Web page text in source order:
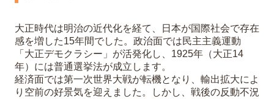
大正時代は明治の近代化を経て、日本が国際社会で存在
感を増した15年間でした。政治面では民主主義運動
「大正デモクラシー」が活発化し、1925年（大正14
年）には普通選挙法が成立します。
経済面では第一次世界大戦が転機となり、輸出拡大によ
り空前の好景気を迎えました。しかし、戦後の反動不況